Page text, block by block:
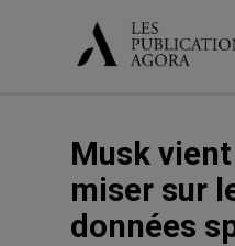
Musk
miser sur
données